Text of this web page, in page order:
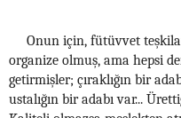
Onun için, fütüvvet
organize olmuş, ama hepsi
getirmişler; çıraklığın bir
ustalığın bir adabı var...